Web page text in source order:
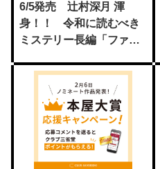
6/5発売 辻村深月 渾
身！！ 令和に読むべき
ミステリー長編「ファイ